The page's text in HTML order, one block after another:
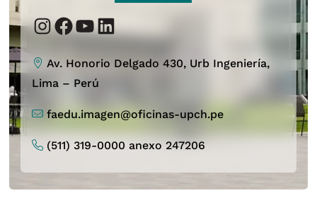
Instagram
Facebook
YouTube
LinkedIn
Av. Honorio Delgado 430, Urb Ingeniería,
Lima – Perú
faedu.imagen@oficinas-upch.pe
(511) 319-0000 anexo 247206